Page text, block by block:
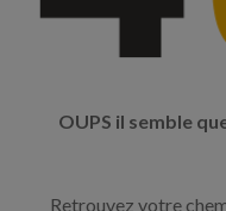
OUPS il semble
Retrouvez votre